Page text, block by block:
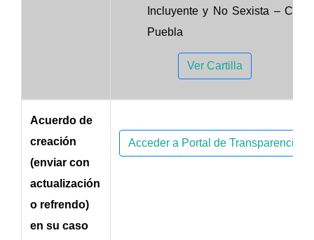
Incluyente y No Sexista – CDH
Puebla
Ver Cartilla
Acuerdo de
creación
(enviar con
actualización
o refrendo)
en su caso
Acceder a Portal de Transparencia